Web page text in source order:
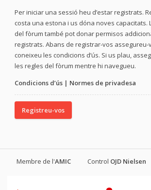
Per iniciar una sessió heu d’estar registrats.
costa una estona i us dóna noves capacitats.
del fòrum també pot donar permisos
registrats. Abans de registrar-vos assegureu-
coneixeu les condicions d’ús. Si us plau,
les regles del fòrum mentre hi navegueu.
Condicions d’ús | Normes de privadesa
Registreu-vos
Membre de l'AMIC Control OJD Nielsen